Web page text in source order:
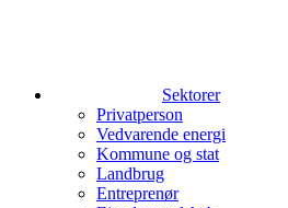
Sektorer
Privatperson
Vedvarende energi
Kommune og stat
Landbrug
Entreprenør